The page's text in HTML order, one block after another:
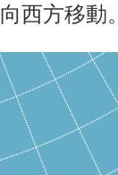
西方移動。